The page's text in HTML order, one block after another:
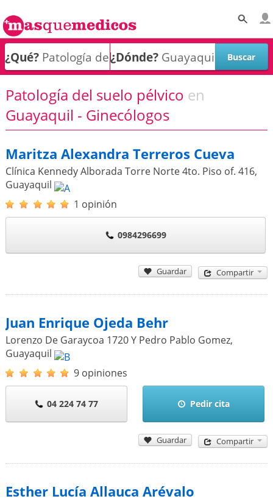
¿Qué? ¿Dónde?
Patología del suelo pélvico en
Guayaquil - Ginecólogos
Maritza Alexandra Terreros Cueva
Clínica Kennedy Alborada Torre Norte 4to. Piso of. 416,
Guayaquil
1 opinión
0984296699
Guardar Compartir
Juan Enrique Ojeda Behr
Lorenzo De Garaycoa 1720 Y Pedro Pablo Gomez,
Guayaquil
9 opiniones
04 224 74 77 Pedir cita
Guardar Compartir
Esther Lucía Allauca Arévalo